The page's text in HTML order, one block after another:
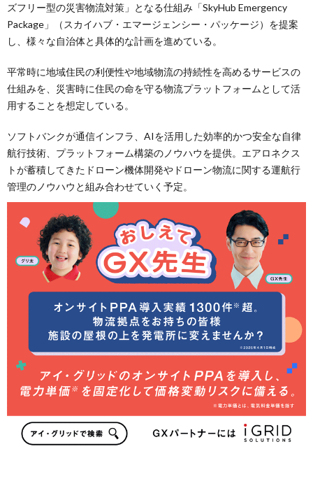
ズフリー型の災害物流対策」となる仕組み「SkyHub Emergency
Package」（スカイハブ・エマージェンシー・パッケージ）を提案
し、様々な自治体と具体的な計画を進めている。
平常時に地域住民の利便性や地域物流の持続性を高めるサービスの
仕組みを、災害時に住民の命を守る物流プラットフォームとして活
用することを想定している。
ソフトバンクが通信インフラ、AIを活用した効率的かつ安全な自律
航行技術、プラットフォーム構築のノウハウを提供。エアロネクス
トが蓄積してきたドローン機体開発やドローン物流に関する運航行
管理のノウハウと組み合わせていく予定。